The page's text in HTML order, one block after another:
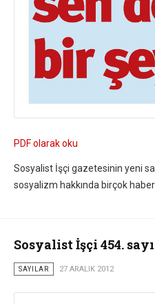
PDF olarak oku
Sosyalist İşçi gazetesinin yeni
sosyalizm hakkında birçok
Sosyalist İşçi 454. sayı
SAYILAR 27 ARALIK 2012